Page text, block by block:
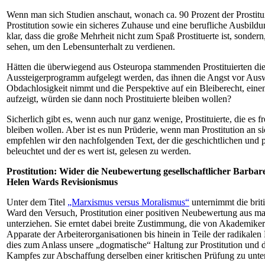
Wenn man sich Studien anschaut, wonach ca. 90 Prozent der
Prostitution sowie ein sicheres Zuhause und eine berufliche
klar, dass die große Mehrheit nicht zum Spaß Prostituerte ist,
sehen, um den Lebensunterhalt zu verdienen.
Hätten die überwiegend aus Osteuropa stammenden Prostituierten
Aussteigerprogramm aufgelegt werden, das ihnen die Angst vor
Obdachlosigkeit nimmt und die Perspektive auf ein Bleiberecht,
aufzeigt, würden sie dann noch Prostituierte bleiben wollen?
Sicherlich gibt es, wenn auch nur ganz wenige, Prostituierte, die es
bleiben wollen. Aber ist es nun Prüderie, wenn man Prostitution an
empfehlen wir den nachfolgenden Text, der die geschichtlichen und
beleuchtet und der es wert ist, gelesen zu werden.
Prostitution: Wider die Neubewertung gesellschaftlicher
Helen Wards Revisionismus
Unter dem Titel „Marxismus versus Moralismus“ unternimmt die
Ward den Versuch, Prostitution einer positiven Neubewertung aus
unterziehen. Sie erntet dabei breite Zustimmung, die von
Apparate der Arbeiterorganisationen bis hinein in Teile der
dies zum Anlass unsere „dogmatische“ Haltung zur Prostitution und
Kampfes zur Abschaffung derselben einer kritischen Prüfung zu